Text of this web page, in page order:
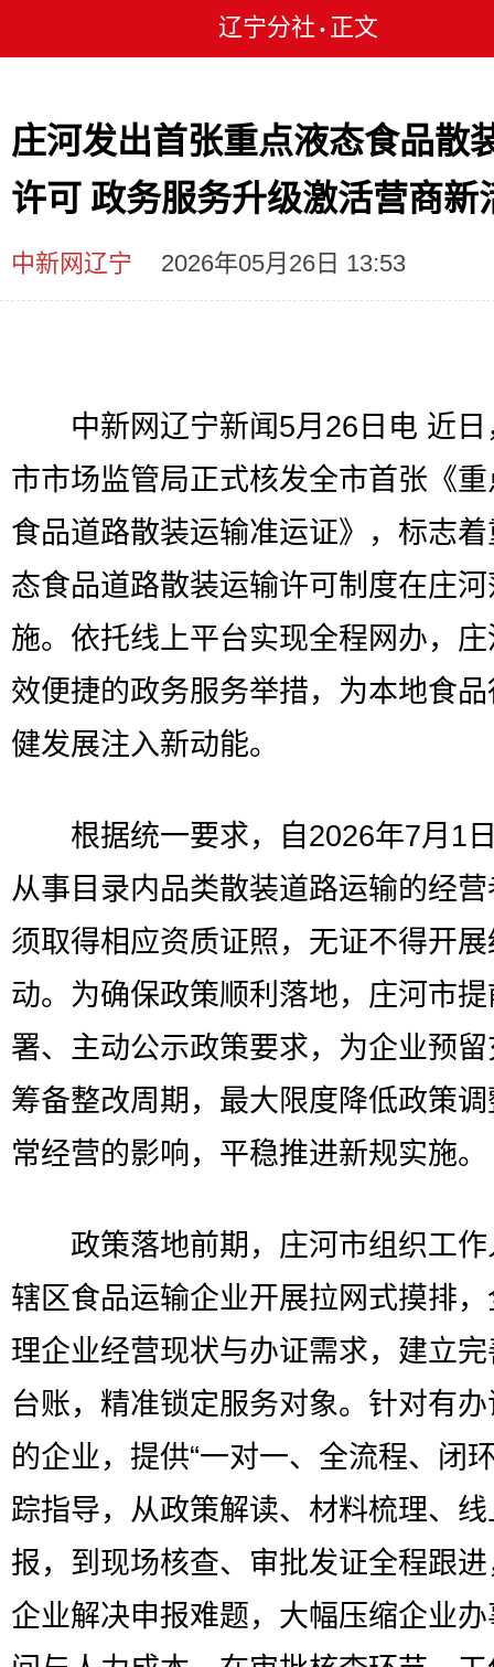
辽宁分社 • 正文
庄河发出首张重点液态食品散
许可 政务服务升级激活营商新
中新网辽宁 2026年05月26日 13:53
中新网辽宁新闻5月26日电 近日
市市场监管局正式核发全市首张《
食品道路散装运输准运证》，标志
态食品道路散装运输许可制度在庄
施。依托线上平台实现全程网办，
效便捷的政务服务举措，为本地食
健发展注入新动能。
根据统一要求，自2026年7月1
从事目录内品类散装道路运输的经
须取得相应资质证照，无证不得开
动。为确保政策顺利落地，庄河市
署、主动公示政策要求，为企业预
筹备整改周期，最大限度降低政策
常经营的影响，平稳推进新规实施。
政策落地前期，庄河市组织工作
辖区食品运输企业开展拉网式摸排
理企业经营现状与办证需求，建立
台账，精准锁定服务对象。针对有
的企业，提供“一对一、全流程、闭
踪指导，从政策解读、材料梳理、
报，到现场核查、审批发证全程跟
企业解决申报难题，大幅压缩企业